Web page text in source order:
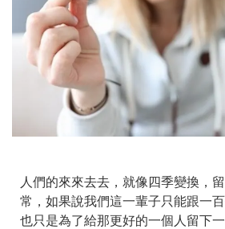
人們的來來去去，就像四季變換，
常，如果說我們這一輩子只能跟一
也只是為了給那更好的一個人留下